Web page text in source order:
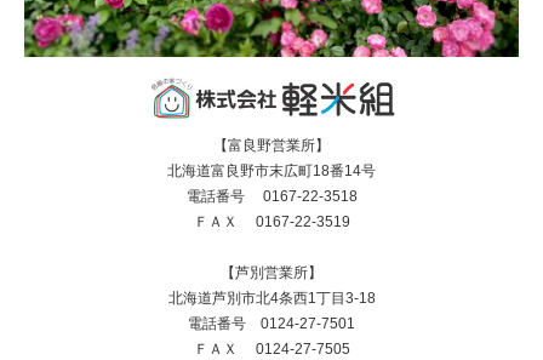
【富良野営業所】
北海道富良野市末広町18番14号
電話番号 0167-22-3518
ＦＡＸ 0167-22-3519
【芦別営業所】
北海道芦別市北4条西1丁目3-18
電話番号 0124-27-7501
ＦＡＸ 0124-27-7505